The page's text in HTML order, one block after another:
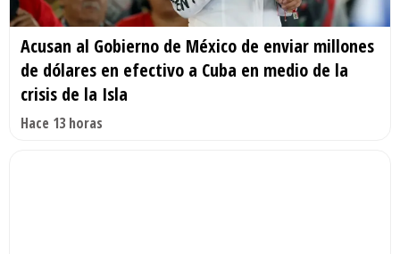
Acusan al Gobierno de México de enviar millones
de dólares en efectivo a Cuba en medio de la
crisis de la Isla
Hace 13 horas